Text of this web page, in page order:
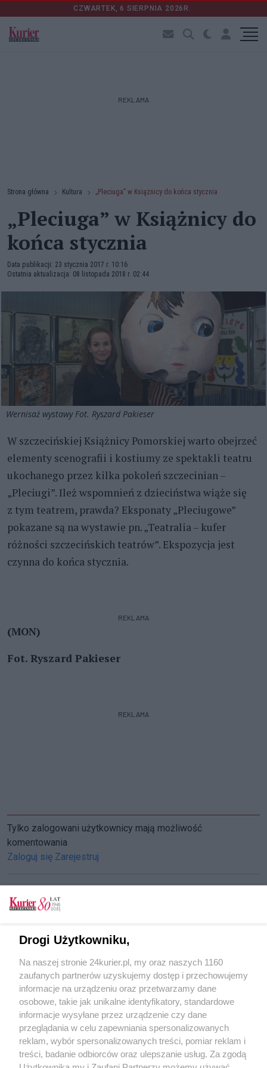
CZWARTEK, 6 SIERPNIA 2026R.
REKLAMA
Strona główna Kultura „Pleciuga” w Książnicy do końca stycznia
„Pleciuga” w Książnicy do
końca stycznia
Data publikacji: 23 stycznia 2017 r. 10:16
Ostatnia aktualizacja: 08 listopada 2018 r. 02:44
Wernisaż wystawy Fot. Ryszard Pakieser
W szczecińskiej Książnicy Pomorskiej warto obejrzeć
elementy scenografii i kostiumy ze spektakli teatru
ukochanego przez kilka pokoleń szczecinian –
„Pleciugi”. Ileż wspomnień z dzieciństwa wiąże się
z tym teatrem, prawda? Eksponaty „Pleciugowe”
pokazane są na wystawie pn. „Teatralia – kufer
różności szczecińskich teatrów”. Ekspozycja jest
czynna do końca stycznia.
REKLAMA
(MON)
Fot. Ryszard Pakieser
REKLAMA
Tylko zalogowani użytkownicy mają możliwość
komentowania
Zaloguj się Zarejestruj
Szczeciński Strzemiński w muzeum
Poezja i pieśń
Z kufra różności
POGODA
23℃
Drogi Użytkowniku,
Na naszej stronie 24kurier.pl, my oraz naszych 1160
zaufanych partnerów uzyskujemy dostęp i przechowujemy
informacje na urządzeniu oraz przetwarzamy dane
osobowe, takie jak unikalne identyfikatory, standardowe
informacje wysyłane przez urządzenie czy dane
przeglądania w celu zapewniania spersonalizowanych
reklam, wybór spersonalizowanych treści, pomiar reklam i
treści, badanie odbiorców oraz ulepszanie usług. Za zgodą